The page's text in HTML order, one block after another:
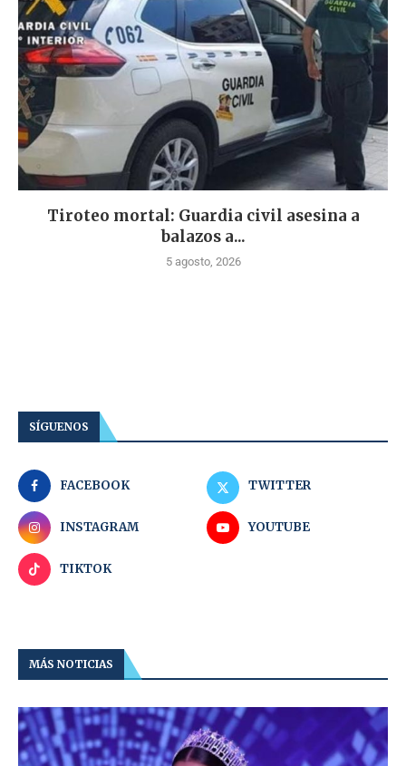
Tiroteo mortal: Guardia civil asesina a
balazos a...
5 agosto, 2026
SÍGUENOS
FACEBOOK TWITTER
INSTAGRAM YOUTUBE
TIKTOK
MÁS NOTICIAS